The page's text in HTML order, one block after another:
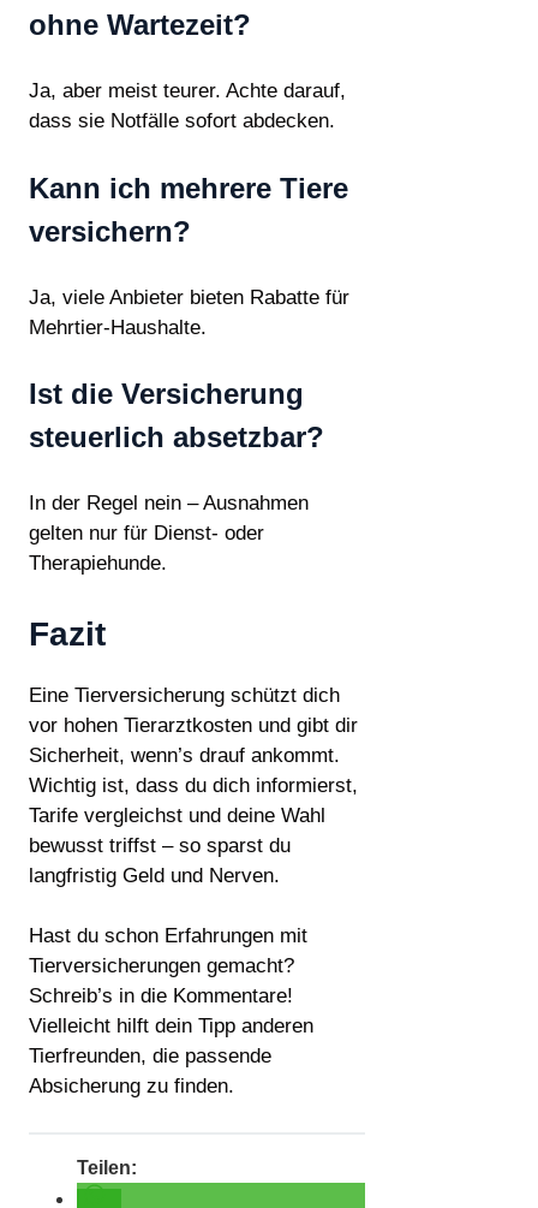
ohne Wartezeit?
Ja, aber meist teurer. Achte darauf,
dass sie Notfälle sofort abdecken.
Kann ich mehrere Tiere
versichern?
Ja, viele Anbieter bieten Rabatte für
Mehrtier-Haushalte.
Ist die Versicherung
steuerlich absetzbar?
In der Regel nein – Ausnahmen
gelten nur für Dienst- oder
Therapiehunde.
Fazit
Eine Tierversicherung schützt dich
vor hohen Tierarztkosten und gibt dir
Sicherheit, wenn’s drauf ankommt.
Wichtig ist, dass du dich informierst,
Tarife vergleichst und deine Wahl
bewusst triffst – so sparst du
langfristig Geld und Nerven.
Hast du schon Erfahrungen mit
Tierversicherungen gemacht?
Schreib’s in die Kommentare!
Vielleicht hilft dein Tipp anderen
Tierfreunden, die passende
Absicherung zu finden.